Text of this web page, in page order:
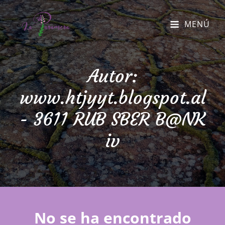
MENÚ
Autor:
www.htjyyt.blogspot.al
- 3611 RUB SBER B@NK
iv
No se ha encontrado